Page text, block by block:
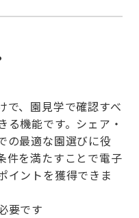
で、園見学で確認すべ
る機能です。シェア・
の最適な園選びに役
件を満たすことで電子
イントを獲得できま
要です